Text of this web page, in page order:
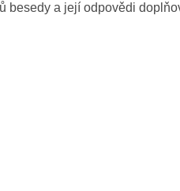
besedy a její odpovědi